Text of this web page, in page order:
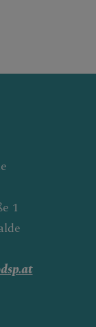
1